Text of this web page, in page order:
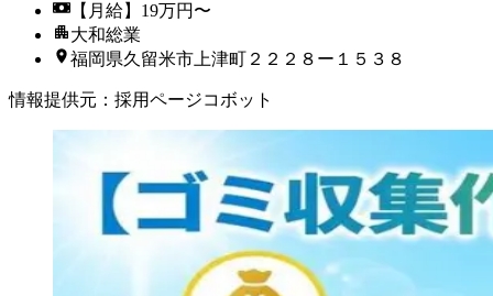
【月給】19万円〜
大和総業
福岡県久留米市上津町２２２８ー１５３８
情報提供元 ： 採用ページコボット